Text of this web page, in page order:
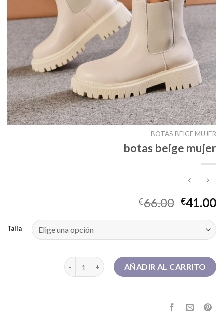
BOTAS BEIGE MUJER
botas beige mujer
€66.00 €41.00
Talla
botas beige mujer cantidadAÑADIR AL CARRITO